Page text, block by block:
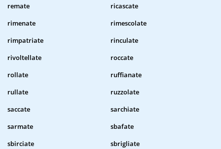
remate
ricascate
rimenate
rimescolate
rimpatriate
rinculate
rivoltellate
roccate
rollate
ruffianate
rullate
ruzzolate
saccate
sarchiate
sarmate
sbafate
sbirciate
sbrigliate